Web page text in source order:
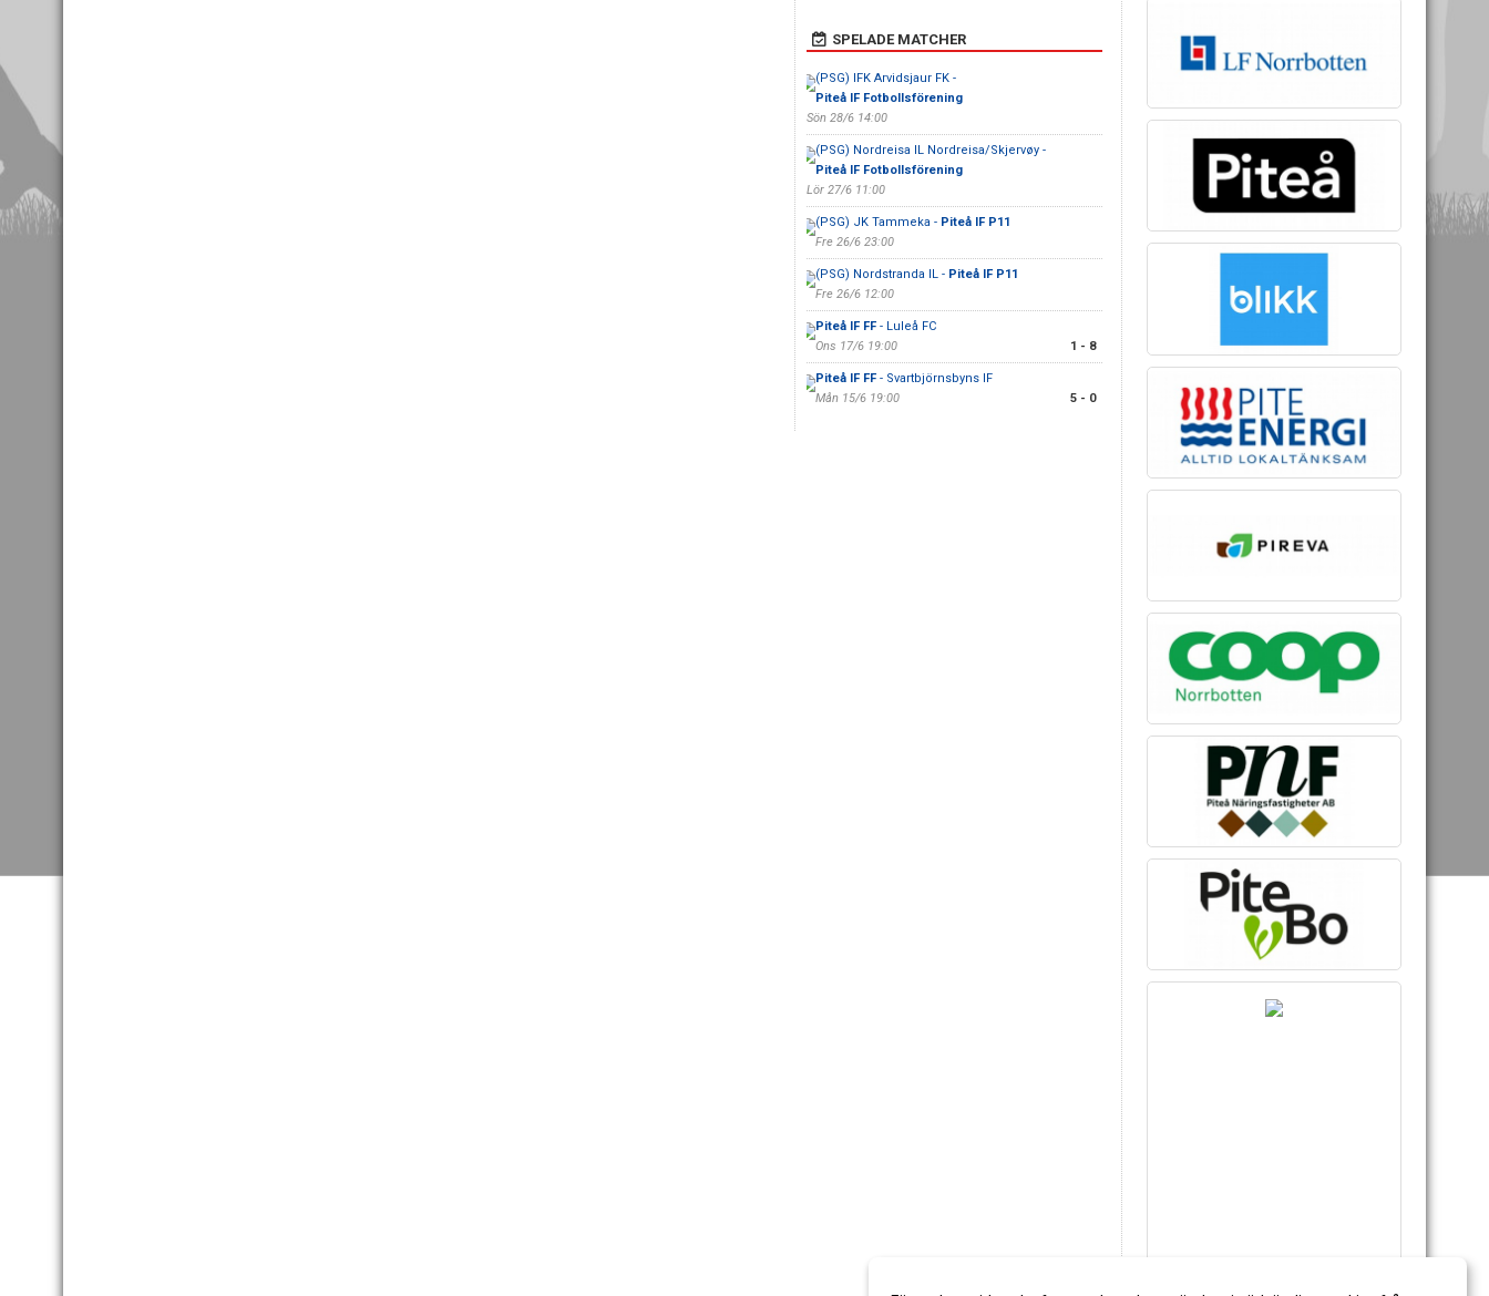
SPELADE MATCHER
(PSG) IFK Arvidsjaur FK -
Piteå IF Fotbollsförening
Sön 28/6 14:00
(PSG) Nordreisa IL Nordreisa/Skjervøy -
Piteå IF Fotbollsförening
Lör 27/6 11:00
(PSG) JK Tammeka - Piteå IF P11
Fre 26/6 23:00
(PSG) Nordstranda IL - Piteå IF P11
Fre 26/6 12:00
Piteå IF FF- Luleå FC
Ons 17/6 19:00
1 - 8
Piteå IF FF- Svartbjörnsbyns IF
Mån 15/6 19:00
5 - 0